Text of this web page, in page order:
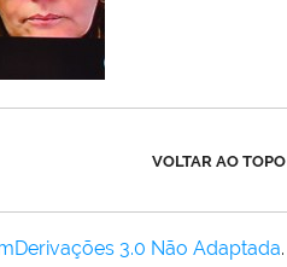
VOLTAR AO TOPO
3.0 Não Adaptada.